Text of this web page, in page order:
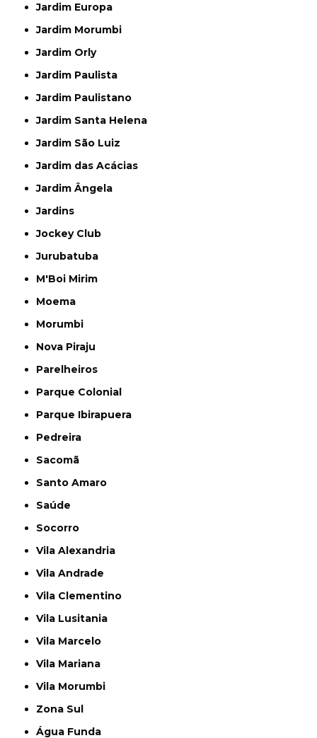
Jardim Europa
Jardim Morumbi
Jardim Orly
Jardim Paulista
Jardim Paulistano
Jardim Santa Helena
Jardim São Luiz
Jardim das Acácias
Jardim Ângela
Jardins
Jockey Club
Jurubatuba
M'Boi Mirim
Moema
Morumbi
Nova Piraju
Parelheiros
Parque Colonial
Parque Ibirapuera
Pedreira
Sacomã
Santo Amaro
Saúde
Socorro
Vila Alexandria
Vila Andrade
Vila Clementino
Vila Lusitania
Vila Marcelo
Vila Mariana
Vila Morumbi
Zona Sul
Água Funda